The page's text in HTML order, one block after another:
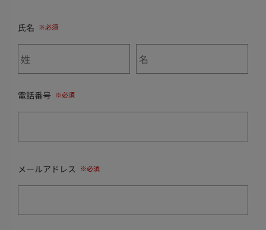
氏名
電話番号
メールアドレス